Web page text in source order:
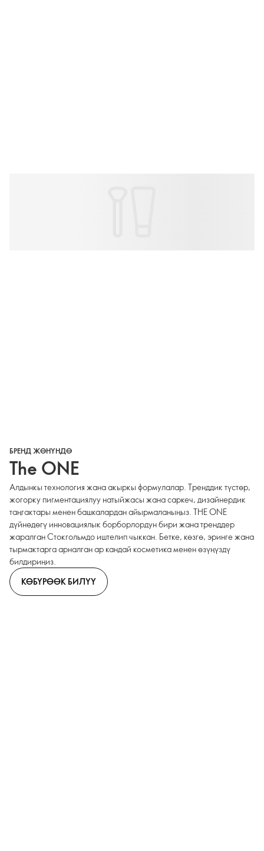
БРЕНД ЖӨНҮНДӨ
The ONE
Алдынкы технология жана акыркы формулалар. Тренддик түстөр,
жогорку пигментациялуу натыйжасы жана саркеч, дизайнердик
таңгактары менен башкалардан айырмаланыңыз. THE ONE
дүйнөдөгү инновациялык борборлордун бири жана тренддер
жаралган Стокгольмдо иштелип чыккан. Бетке, көзгө, эринге жана
тырмактарга арналган ар кандай косметика менен өзүңүздү
билдириңиз.
КӨБҮРӨӨК БИЛҮҮ